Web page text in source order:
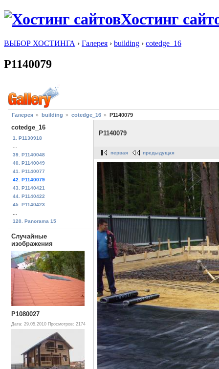
Хостинг
ВЫБОР ХОСТИНГА › Галерея › building › cotedge_16
P1140079
Галерея building cotedge_16 P1140079
cotedge_16
1. P1130918
...
39. P1140048
40. P1140049
41. P1140077
42. P1140079
43. P1140421
44. P1140422
45. P1140423
...
120. Panorama 15
Случайные
изображения
P1080027
Дата: 29.05.2010 Просмотров: 2174
P1140079
первая предыдущая